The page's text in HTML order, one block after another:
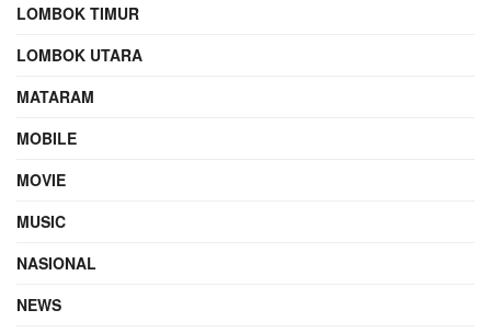
LOMBOK TIMUR
LOMBOK UTARA
MATARAM
MOBILE
MOVIE
MUSIC
NASIONAL
NEWS